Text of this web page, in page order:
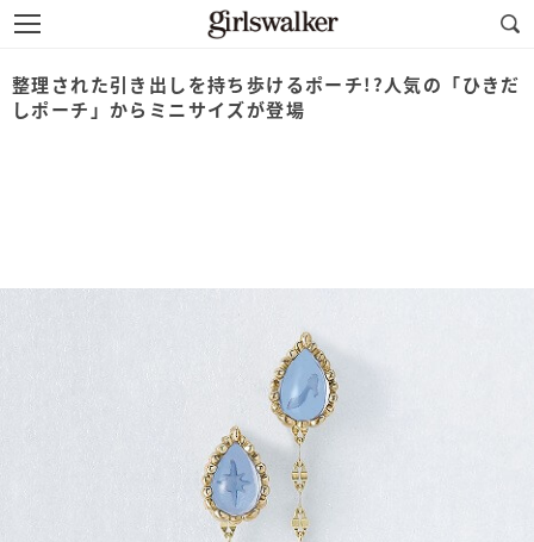
整理された引き出しを持ち歩けるポーチ!?人気の「ひきだ
しポーチ」からミニサイズが登場